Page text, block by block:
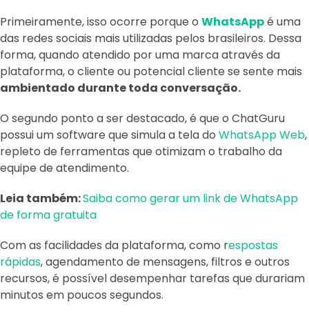
Primeiramente, isso ocorre porque o WhatsAppé uma
das redes sociais mais utilizadas pelos brasileiros. Dessa
forma, quando atendido por uma marca através da
plataforma, o cliente ou potencial cliente se sente mais
ambientado durante toda conversação.
O segundo ponto a ser destacado, é que o ChatGuru
possui um software que simula a tela do WhatsApp Web,
repleto de ferramentas que otimizam o trabalho da
equipe de atendimento.
Leia também:Saiba como gerar um link de WhatsApp
de forma gratuita
Com as facilidades da plataforma, como respostas
rápidas, agendamento de mensagens, filtros e outros
recursos, é possível desempenhar tarefas que durariam
minutos em poucos segundos.